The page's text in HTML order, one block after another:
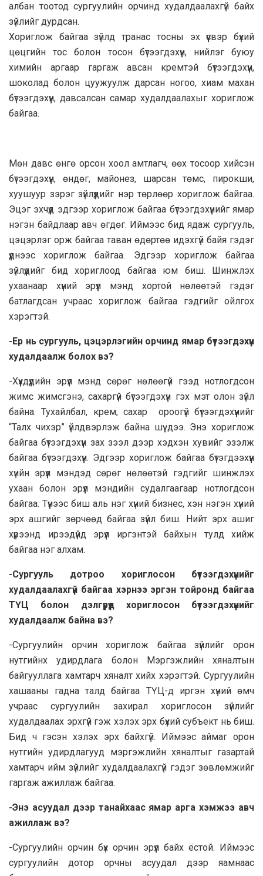
албан тоотод сургуулийн орчинд худалдаалахгүй байх
зүйлийг дурдсан.
Хориглож байгаа зүйлд транас тосны эх үүсвэр бүхий
цөцгийн тос болон тосон бүтээгдэхүүн, нийлэг буюу
химийн аргаар гаргаж авсан кремтэй бүтээгдэхүүн,
шоколад болон цуужуулж дарсан ногоо, хиам махан
бүтээгдэхүүн, давсалсан самар худалдаалахыг хориглож
байгаа.
Мөн давс өнгө орсон хоол амтлагч, өөх тосоор хийсэн
бүтээгдэхүүн, өндөг, майонез, шарсан төмс, пирокши,
хуушуур зэрэг зүйлүүдийг нэр төрлөөр хориглож байгаа.
Эцэг эхчүүд эдгээр хориглож байгаа бүтээгдэхүүнийг ямар
нэгэн байдлаар авч өгдөг. Иймээс бид ядаж сургууль,
цэцэрлэг орж байгаа таван өдөртөө идэхгүй байя гэдэг
үүднээс хориглож байгаа. Эдгээр хориглож байгаа
зүйлүүдийг бид хориглоод байгаа юм биш. Шинжлэх
ухаанаар хүний эрүүл мэнд хортой нөлөөтэй гэдэг
батлагдсан учраас хориглож байгаа гэдгийг ойлгох
хэрэгтэй.
-Ер нь сургууль, цэцэрлэгийн орчинд ямар бүтээгдэхүүн
худалдаалж болох вэ?
-Хүүхдүүдийн эрүүл мэнд сөрөг нөлөөгүй гээд нотлогдсон
жимс жимсгэнэ, сахаргүй бүтээгдэхүүн гэх мэт олон зүйл
байна. Тухайлбал, крем, сахар ороогүй бүтээгдэхүүнийг
“Талх чихэр” үйлдвэрлэж байна шүү дээ. Энэ хориглож
байгаа бүтээгдэхүүн зах зээл дээр хэдхэн хувийг эзэлж
байгаа бүтээгдэхүүн. Эдгээр хориглож байгаа бүтэгдээхүүн
хүийн эрүүл мэндэд сөрөг нөлөөтэй гэдгийг шинжлэх
ухаан болон эрүүл мэндийн судалгаагаар нотлогдсон
байгаа. Түүнээс биш аль нэг хүний бизнес, хэн нэгэн хүний
эрх ашгийг зөрчөөд байгаа зүйл биш. Нийт эрх ашиг
хүрээнд ирээдүйд эрүүл иргэнтэй байхын тулд хийж
байгаа нэг алхам.
-Сургууль дотроо хориглосон бүтээгдэхүүнийг
худалдаалахгүй байгаа хэрнээ эргэн тойронд байгаа
ТҮЦ болон дэлгүүрүүд хориглосон бүтээгдэхүүнийг
худалдаалж байна вэ?
-Сургуулийн орчин хориглож байгаа зүйлийг орон
нутгийнх удирдлага болон Мэргэжлийн хяналтын
байгууллага хамтарч хяналт хийх хэрэгтэй. Сургуулийн
хашааны гадна талд байгаа ТҮЦ-д иргэн хүний өмч
учраас сургуулийн захирал хориглосон зүйлийг
худалдаалах эрхгүй гэж хэлэх эрх бүхий субъект нь биш.
Бид ч гэсэн хэлэх эрх байхгүй. Иймээс аймаг орон
нутгийн удирдлагууд мэргэжлийн хяналтыг газартай
хамтарч ийм зүйлийг худалдаалахгүй гэдэг зөвлөмжийг
гаргаж ажиллаж байгаа.
-Энэ асуудал дээр танайхаас ямар арга хэмжээ авч
ажиллаж вэ?
-Сургуулийн орчин бүх орчин эрүүл байх ёстой. Иймээс
сургуулийн дотор орчны асуудал дээр яамнаас